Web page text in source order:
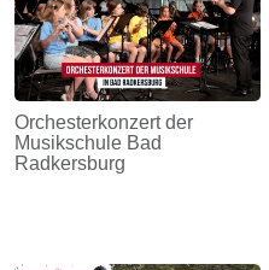
Orchesterkonzert der
Musikschule Bad
Radkersburg